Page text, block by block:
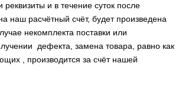
и в течение суток после
наш расчётный счёт, будет произведена
некомплекта поставки или
дефекта, замена товара, равно как
, производится за счёт нашей